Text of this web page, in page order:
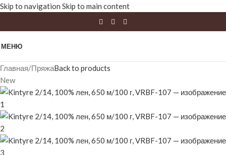
Skip to navigation Skip to main content
МЕНЮ
Главная/ПряжаBack to products
New